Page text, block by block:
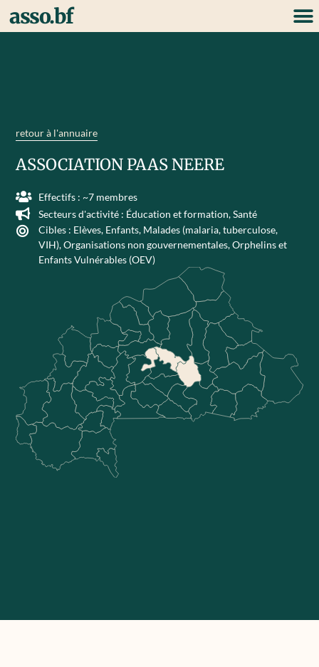
asso.bf
retour à l'annuaire
ASSOCIATION PAAS NEERE
Effectifs : ~7 membres
Secteurs d'activité : Éducation et formation,Santé
Cibles : Elèves, Enfants, Malades (malaria, tuberculose,
VIH),Organisations non gouvernementales,Orphelins et
Enfants Vulnérables (OEV)